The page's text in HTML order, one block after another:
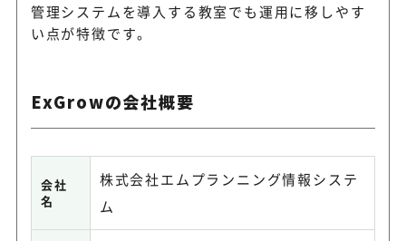
管理システムを導入する教室でも運用に移しやす
い点が特徴です。
ExGrowの会社概要
会社
名
株式会社エムプランニング情報システ
ム